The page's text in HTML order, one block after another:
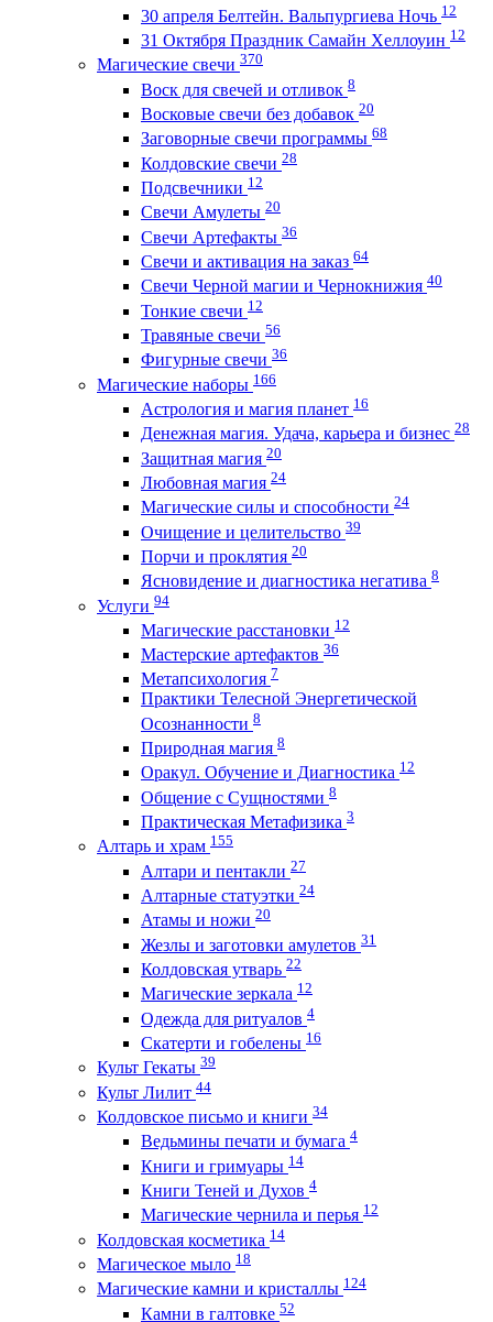
30 апреля Белтейн. Вальпургиева Ночь 12
31 Октября Праздник Самайн Хеллоуин 12
Магические свечи 370
Воск для свечей и отливок 8
Восковые свечи без добавок 20
Заговорные свечи программы 68
Колдовские свечи 28
Подсвечники 12
Свечи Амулеты 20
Свечи Артефакты 36
Свечи и активация на заказ 64
Свечи Черной магии и Чернокнижия 40
Тонкие свечи 12
Травяные свечи 56
Фигурные свечи 36
Магические наборы 166
Астрология и магия планет 16
Денежная магия. Удача, карьера и бизнес 28
Защитная магия 20
Любовная магия 24
Магические силы и способности 24
Очищение и целительство 39
Порчи и проклятия 20
Ясновидение и диагностика негатива 8
Услуги 94
Магические расстановки 12
Мастерские артефактов 36
Метапсихология 7
Практики Телесной Энергетической
Осознанности 8
Природная магия 8
Оракул. Обучение и Диагностика 12
Общение с Сущностями 8
Практическая Метафизика 3
Алтарь и храм 155
Алтари и пентакли 27
Алтарные статуэтки 24
Атамы и ножи 20
Жезлы и заготовки амулетов 31
Колдовская утварь 22
Магические зеркала 12
Одежда для ритуалов 4
Скатерти и гобелены 16
Культ Гекаты 39
Культ Лилит 44
Колдовское письмо и книги 34
Ведьмины печати и бумага 4
Книги и гримуары 14
Книги Теней и Духов 4
Магические чернила и перья 12
Колдовская косметика 14
Магическое мыло 18
Магические камни и кристаллы 124
Камни в галтовке 52